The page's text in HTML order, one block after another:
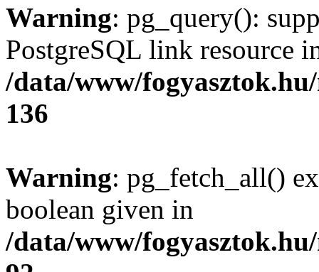
Warning: pg_query():
PostgreSQL link resource
/data/www/
136
Warning: pg_fetch_all()
boolean given in
/data/www/